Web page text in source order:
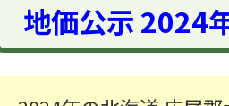
上川郡新得町
上川郡清水町
河西郡芽室町
足寄郡足寄町
十勝郡浦幌町
釧路郡釧路町
町
地価公示 2024